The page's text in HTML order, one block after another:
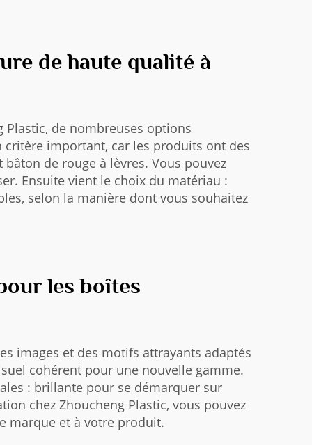
de haute qualité à
Plastic, de nombreuses options
important, car les produits ont des
de rouge à lèvres. Vous pouvez
Ensuite vient le choix du matériau :
selon la manière dont vous souhaitez
les boîtes
images et des motifs attrayants adaptés
cohérent pour une nouvelle gamme.
: brillante pour se démarquer sur
chez Zhoucheng Plastic, vous pouvez
marque et à votre produit.